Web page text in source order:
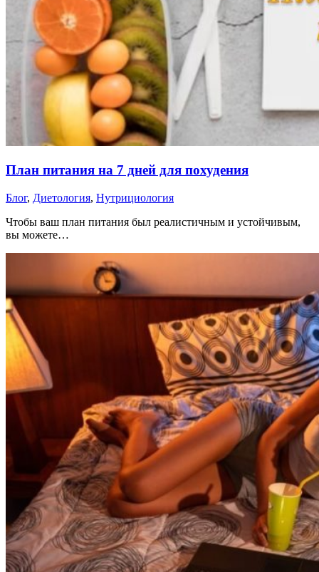
План питания на 7 дней для похудения
Блог, Диетология, Нутрициология
Чтобы ваш план питания был реалистичным и устойчивым,
вы можете…